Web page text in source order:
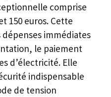
comprise
150 euros. Cette
dépenses immédiates
le paiement
d’électricité. Elle
indispensable
de tension